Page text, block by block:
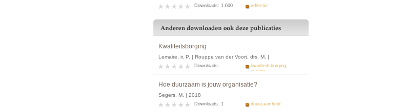
Downloads: 1.600 reflectie
Kwaliteitsborging
Lemaire, ir. P. | Rouppe van der Voort, drs. M. |
Downloads:
kwaliteitsborging,
systee...
Hoe duurzaam is jouw organisatie?
Segers, M. | 2018
Downloads: 1 duurzaamheid